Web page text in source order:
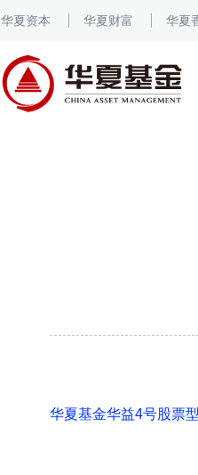
华夏资本 华夏财富 华夏
华夏基金华益4号股票